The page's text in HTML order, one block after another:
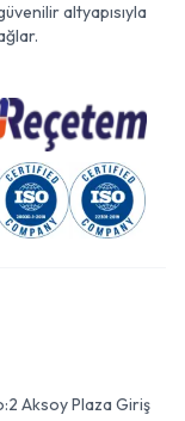
altyapısıyla
Aksoy Plaza Giriş